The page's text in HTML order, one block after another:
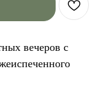
вечеров с